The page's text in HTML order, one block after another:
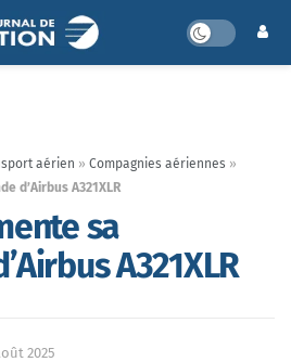
aérien » Compagnies aériennes »
d’Airbus A321XLR
sa
A321XLR
2025